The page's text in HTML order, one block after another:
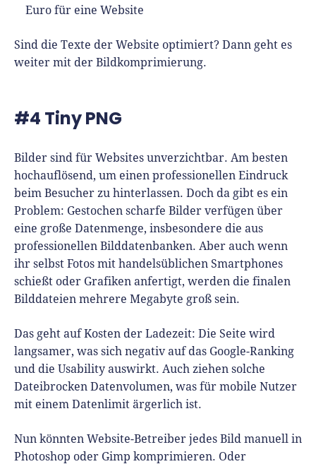
Euro für eine Website
Sind die Texte der Website optimiert? Dann geht es
weiter mit der Bildkomprimierung.
#4 Tiny PNG
Bilder sind für Websites unverzichtbar. Am besten
hochauflösend, um einen professionellen Eindruck
beim Besucher zu hinterlassen. Doch da gibt es ein
Problem: Gestochen scharfe Bilder verfügen über
eine große Datenmenge, insbesondere die aus
professionellen Bilddatenbanken. Aber auch wenn
ihr selbst Fotos mit handelsüblichen Smartphones
schießt oder Grafiken anfertigt, werden die finalen
Bilddateien mehrere Megabyte groß sein.
Das geht auf Kosten der Ladezeit: Die Seite wird
langsamer, was sich negativ auf das Google-Ranking
und die Usability auswirkt. Auch ziehen solche
Dateibrocken Datenvolumen, was für mobile Nutzer
mit einem Datenlimit ärgerlich ist.
Nun könnten Website-Betreiber jedes Bild manuell in
Photoshop oder Gimp komprimieren. Oder